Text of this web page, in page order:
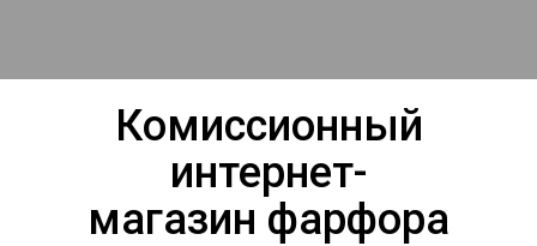
Комиссионный
интернет-
магазин фарфора